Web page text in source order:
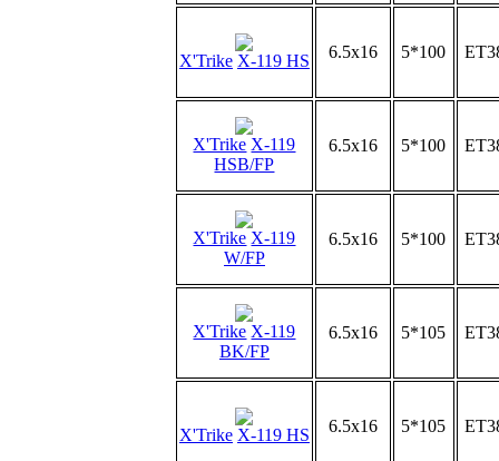
X'Trike X-119 HS 6.5x16 5*100
X'Trike X-119
HSB/FP
6.5x16 5*100
X'Trike X-119
W/FP
6.5x16 5*100
X'Trike X-119
BK/FP
6.5x16 5*105
X'Trike X-119 HS 6.5x16 5*105